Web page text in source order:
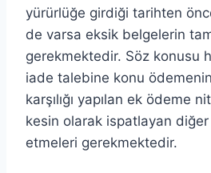
yürürlüğe girdiği tarihten
de varsa eksik belgelerin
gerekmektedir. Söz konusu
iade talebine konu
karşılığı yapılan ek ödeme
kesin olarak ispatlayan
etmeleri gerekmektedir.